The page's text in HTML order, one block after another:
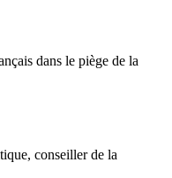
dans le piège de la
conseiller de la